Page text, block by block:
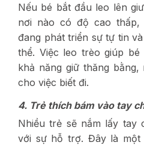
Nếu bé bắt đầu leo lên
nơi nào có độ cao
đang phát triển sự tự tin
thể. Việc leo trèo giúp
khả năng giữ thăng
cho việc biết đi.
4. Trẻ thích bám vào tay
Nhiều trẻ sẽ nắm lấy tay
với sự hỗ trợ. Đây là một